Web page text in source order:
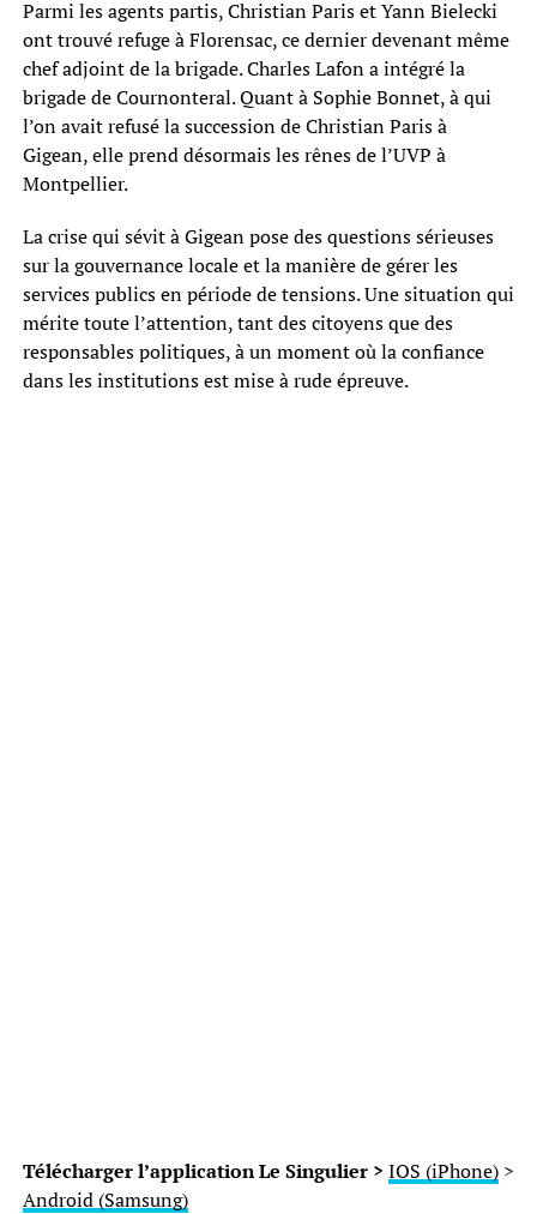
Parmi les agents partis, Christian Paris et Yann Bielecki
ont trouvé refuge à Florensac, ce dernier devenant même
chef adjoint de la brigade. Charles Lafon a intégré la
brigade de Cournonteral. Quant à Sophie Bonnet, à qui
l’on avait refusé la succession de Christian Paris à
Gigean, elle prend désormais les rênes de l’UVP à
Montpellier.
La crise qui sévit à Gigean pose des questions sérieuses
sur la gouvernance locale et la manière de gérer les
services publics en période de tensions. Une situation qui
mérite toute l’attention, tant des citoyens que des
responsables politiques, à un moment où la confiance
dans les institutions est mise à rude épreuve.
Télécharger l’application Le Singulier > IOS (iPhone)>
Android (Samsung)